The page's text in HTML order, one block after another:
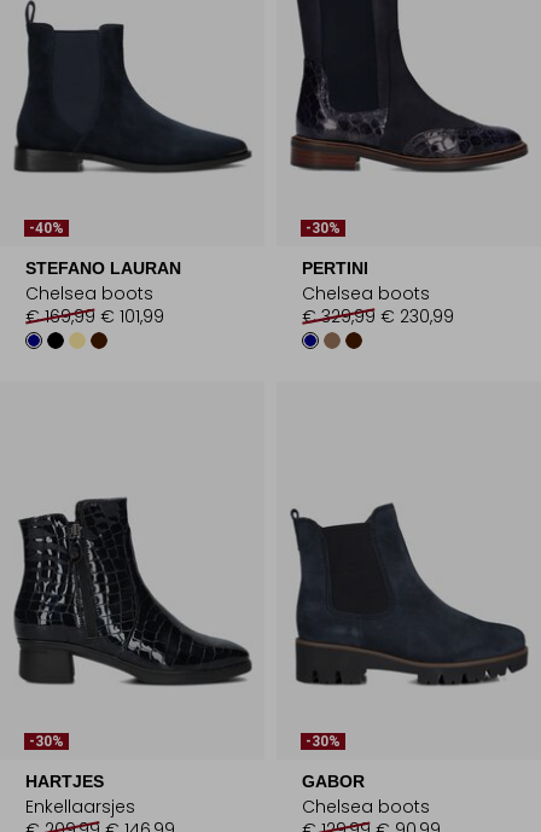
-40%
STEFANO LAURAN
Chelsea boots
€ 169,99 € 101,99
-30%
PERTINI
Chelsea boots
€ 329,99 € 230,99
-30%
HARTJES
Enkellaarsjes
-30%
GABOR
Chelsea boots